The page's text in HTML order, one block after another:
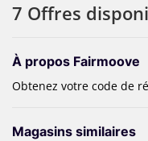
7 Offres
À propos Fairmoove
Obtenez votre code de
Magasins similaires